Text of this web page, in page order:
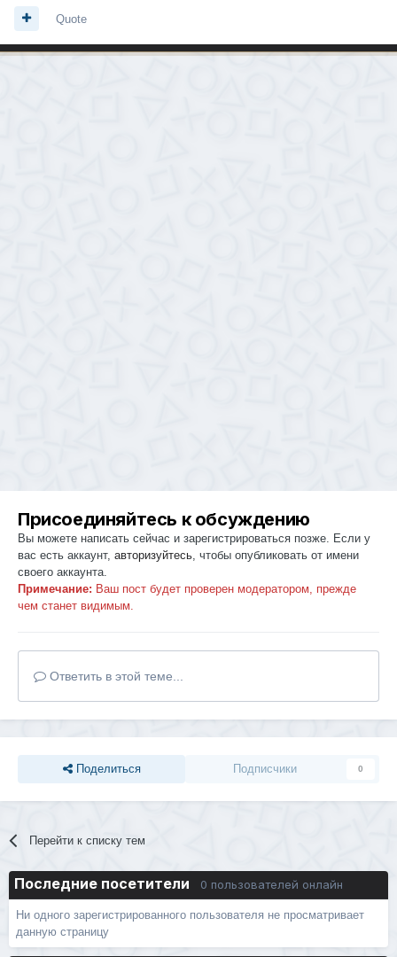
Quote
Присоединяйтесь к обсуждению
Вы можете написать сейчас и зарегистрироваться позже. Если у
вас есть аккаунт, авторизуйтесь , чтобы опубликовать от имени
своего аккаунта.
Примечание: Ваш пост будет проверен модератором, прежде
чем станет видимым.
Ответить в этой теме...
Поделиться Подписчики 0
Перейти к списку тем
Последние посетители 0 пользователей онлайн
Ни одного зарегистрированного пользователя не просматривает
данную страницу